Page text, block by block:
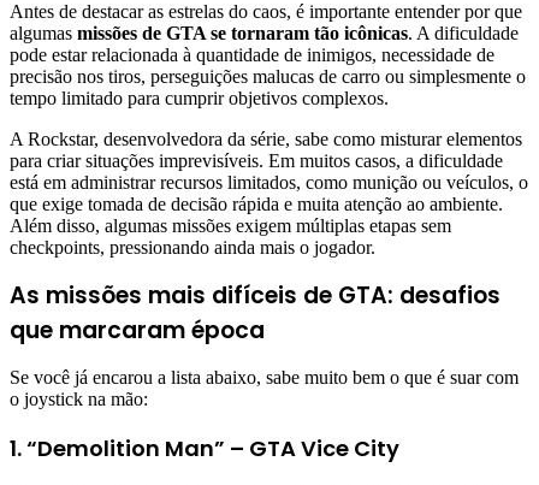
Antes de destacar as estrelas do caos, é importante entender por que
algumas missões de GTA se tornaram tão icônicas. A dificuldade
pode estar relacionada à quantidade de inimigos, necessidade de
precisão nos tiros, perseguições malucas de carro ou simplesmente o
tempo limitado para cumprir objetivos complexos.
A Rockstar, desenvolvedora da série, sabe como misturar elementos
para criar situações imprevisíveis. Em muitos casos, a dificuldade
está em administrar recursos limitados, como munição ou veículos, o
que exige tomada de decisão rápida e muita atenção ao ambiente.
Além disso, algumas missões exigem múltiplas etapas sem
checkpoints, pressionando ainda mais o jogador.
As missões mais difíceis de GTA: desafios
que marcaram época
Se você já encarou a lista abaixo, sabe muito bem o que é suar com
o joystick na mão:
1. “Demolition Man” – GTA Vice City